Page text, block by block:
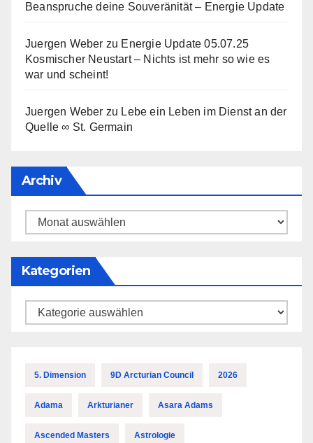
Beanspruche deine Souveränität – Energie Update
Juergen Weber zu Energie Update 05.07.25
Kosmischer Neustart – Nichts ist mehr so wie es
war und scheint!
Juergen Weber zu Lebe ein Leben im Dienst an der
Quelle ∞ St. Germain
Archiv
Archiv
Kategorien
Kategorien
5. Dimension 9D Arcturian Council 2026
Adama Arkturianer Asara Adams
Ascended Masters Astrologie